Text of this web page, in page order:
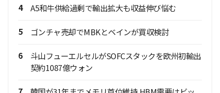
4 A5和牛供給過剰で輸出拡大も収益伸び悩む
5 ゴンチャ売却でMBKとベインが買収検討
6
斗山フューエルセルがSOFCスタックを欧州初輸出
契約1087億ウォン